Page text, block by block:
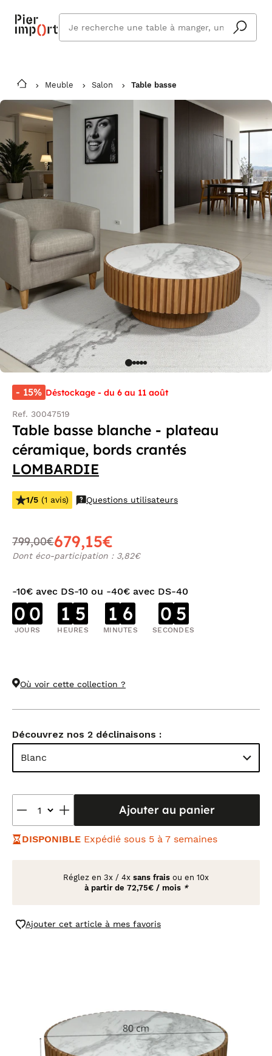
cherchez
vous ?
Meuble Salon Table basse
- 15% Déstockage - du 6 au 11 août
Ref. 30047519
Table basse blanche - plateau
céramique, bords crantés
LOMBARDIE
1/5 (1 avis) Questions utilisateurs
799,00€679,15€
Dont éco-participation : 3,82€
-10€ avec DS-10 ou -40€ avec DS-40
0 0
JOURS
1 5
HEURES
1 6
MINUTES
0 5
SECONDES
Où voir cette collection ?
Découvrez nos 2 déclinaisons :
Blanc
Ajouter au panier
DISPONIBLE Expédié sous 5 à 7 semaines
Réglez en 3x / 4x sans frais ou en 10x
à partir de 72,75€ / mois *
Ajouter cet article à mes favoris